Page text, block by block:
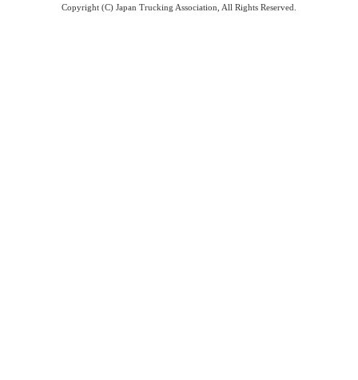
Copyright (C) Japan Trucking Association, All Rights Reserved.